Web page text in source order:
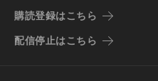
購読登録はこちら
配信停止はこちら